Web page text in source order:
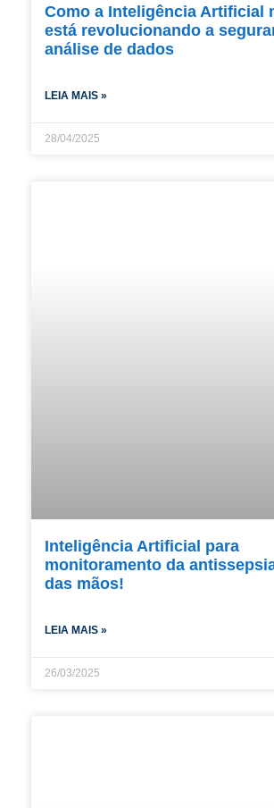
Como a Inteligência Artificial
está revolucionando a
análise de dados
LEIA MAIS »
28/04/2025
Inteligência Artificial para
monitoramento da
das mãos!
LEIA MAIS »
26/03/2025